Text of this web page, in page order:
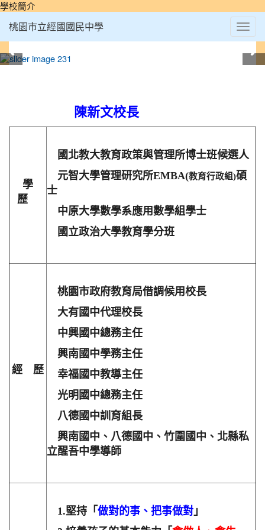
學校簡介
桃園市立經國國民中學
陳新文校長
學
歷
國北教大教育政策與管理所博士班候選人
元智大學管理研究所EMBA(教育行政組)碩
士
中原大學數學系應用數學組學士
國立政治大學教育學分班
經 歷
桃園市政府教育局借調候用校長
大有國中代理校長
中興國中總務主任
興南國中學務主任
幸福國中教導主任
光明國中總務主任
八德國中訓育組長
興南國中、八德國中、竹圍國中、北縣私
立醒吾中學導師
1.堅持「 做對的事、把事做對 」